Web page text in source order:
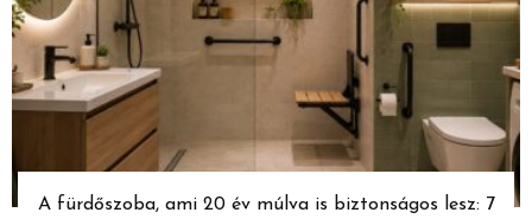
A fürdőszoba, ami 20 év múlva is biztonságos lesz: 7